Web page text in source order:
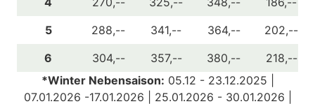
5
288,-- 341,-- 364,--
202,--
6
304,-- 357,-- 380,--
218,--
*Winter Nebensaison: 05.12 - 23.12.2025 |
07.01.2026 -17.01.2026 | 25.01.2026 - 30.01.2026 |